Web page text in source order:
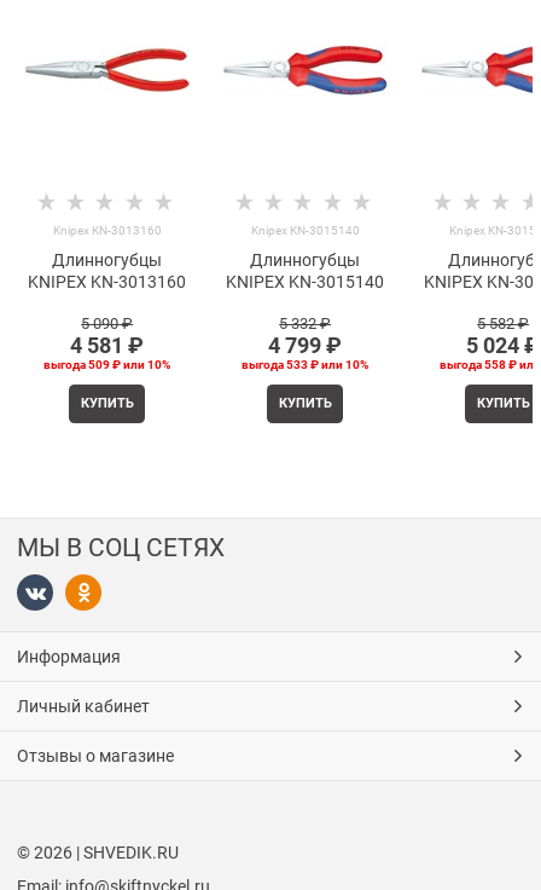
Knipex KN-3013160
Длинногубцы
KNIPEX KN-3013160
5 090 ₽
4 581 ₽
выгода509 ₽или10%
КУПИТЬ
Knipex KN-3015140
Длинногубцы
KNIPEX KN-3015140
5 332 ₽
4 799 ₽
выгода533 ₽или10%
КУПИТЬ
Knipex KN-
KNIPEX KN-
5 582 ₽
5 024 ₽
выгода558 ₽
КУПИТЬ
МЫ В СОЦ СЕТЯХ
Информация
Личный кабинет
Отзывы о магазине
© 2026 | SHVEDIK.RU